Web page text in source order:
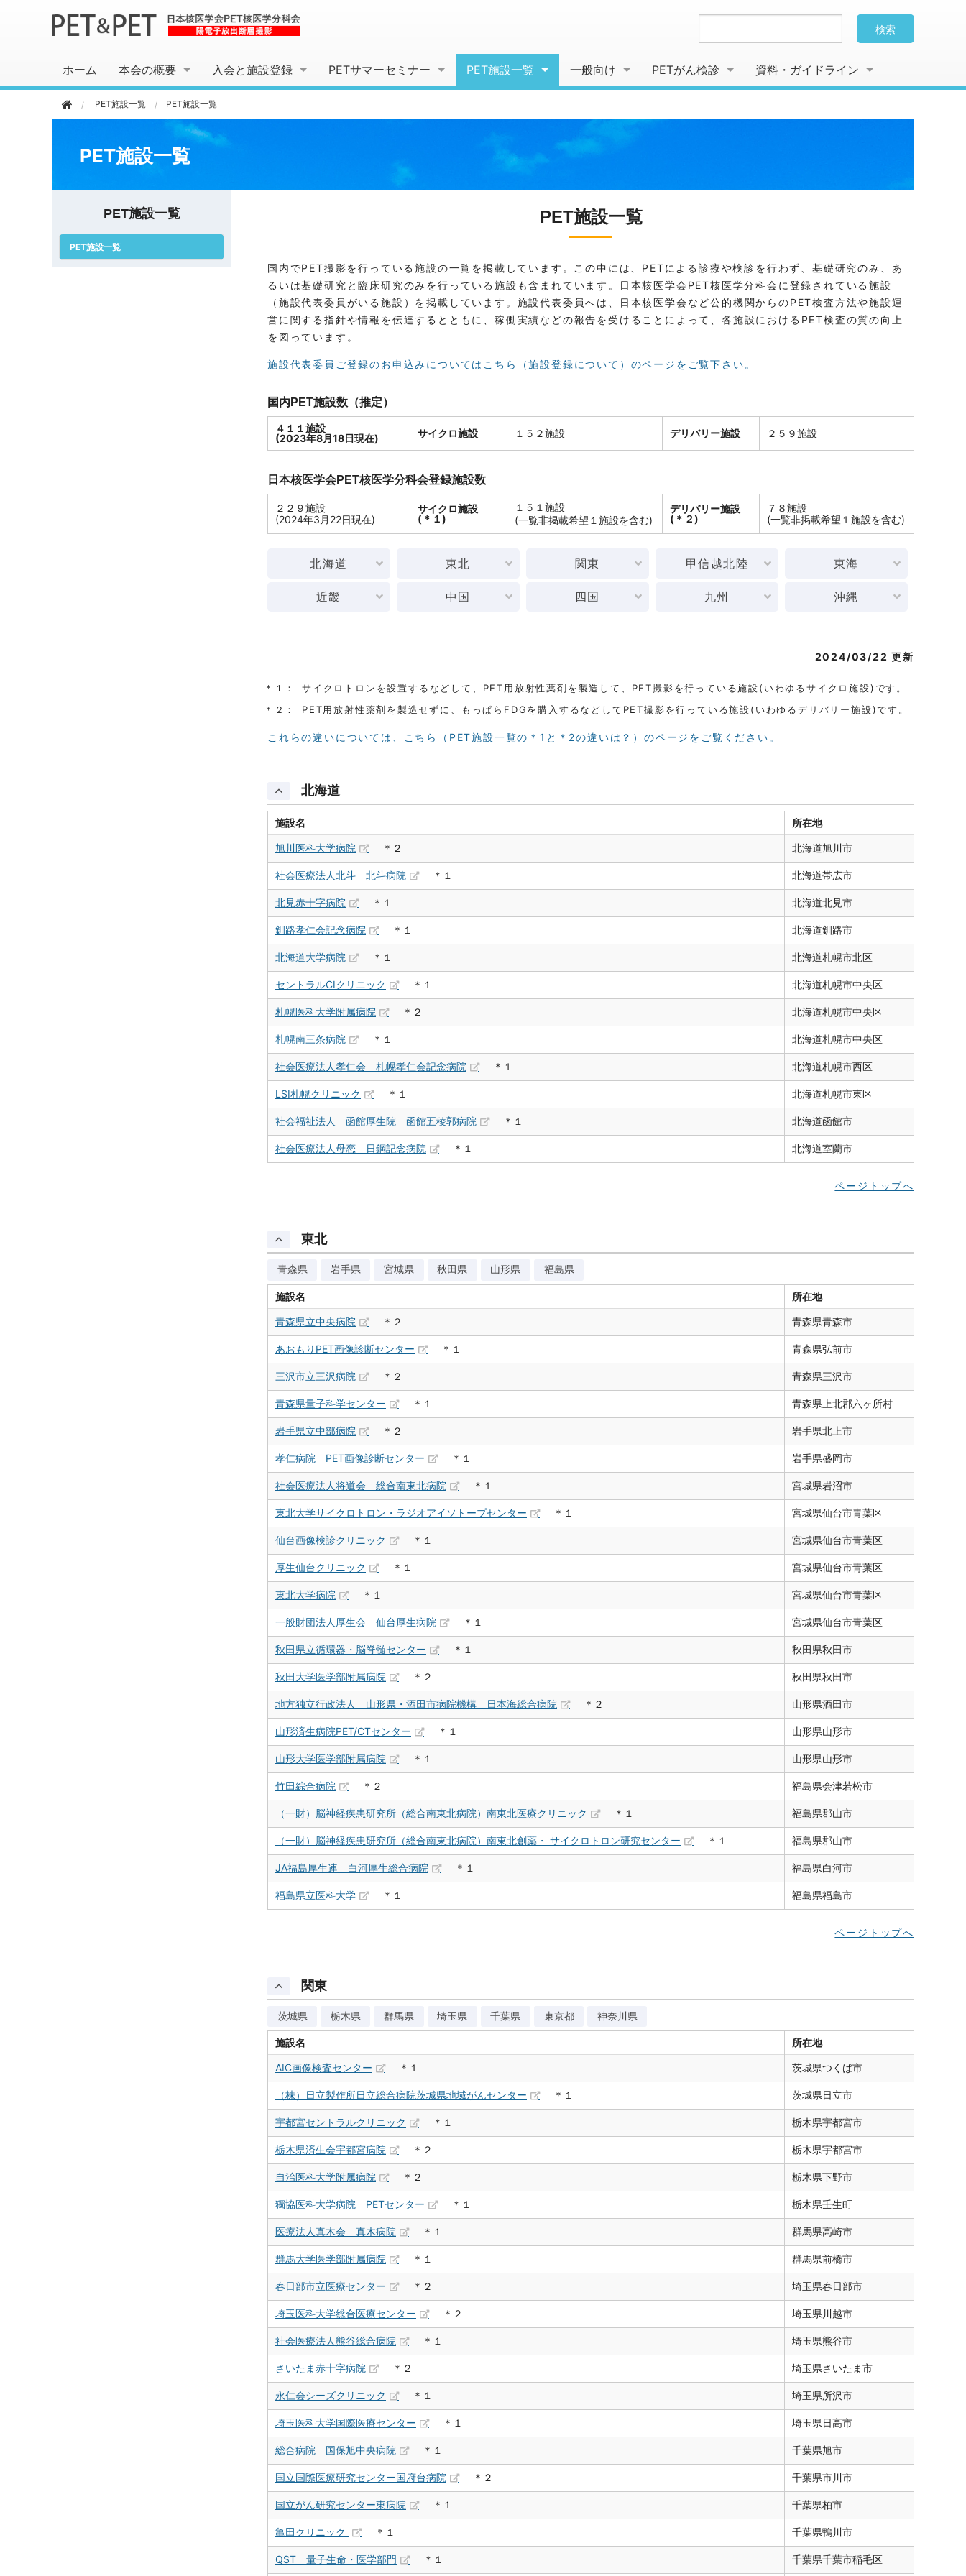
検索
ホーム 本会の概要 入会と施設登録 PETサマーセミナー PET施設一覧 一般向け PETがん検診 資料・ガイドライン
PET施設一覧 PET施設一覧
PET施設一覧
PET施設一覧
国内でPET撮影を行っている施設の一覧を掲載しています。この中には、PETによる診療や検診を行わず、基礎研究のみ、あ
るいは基礎研究と臨床研究のみを行っている施設も含まれています。日本核医学会PET核医学分科会に登録されている施設
（施設代表委員がいる施設）を掲載しています。施設代表委員へは、日本核医学会など公的機関からのPET検査方法や施設運
営に関する指針や情報を伝達するとともに、稼働実績などの報告を受けることによって、各施設におけるPET検査の質の向上
を図っています。
施設代表委員ご登録のお申込みについてはこちら（施設登録について）のページをご覧下さい。
国内PET施設数（推定）
４１１施設
(2023年8月18日現在)
サイクロ施設 １５２施設 デリバリー施設 ２５９施設
日本核医学会PET核医学分科会登録施設数
２２９施設
(2024年3月22日現在)
サイクロ施設
(＊１)
１５１施設
(一覧非掲載希望１施設を含む)
デリバリー施設
(＊２)
７８施設
(一覧非掲載希望１施設を含む)
北海道 東北 関東 甲信越北陸 東海
近畿 中国 四国 九州 沖縄
2024/03/22 更新
＊１：
サイクロトロンを設置するなどして、PET用放射性薬剤を製造して、PET撮影を行っている施設(いわゆるサイクロ施設)です。
＊２：
PET用放射性薬剤を製造せずに、もっぱらFDGを購入するなどしてPET撮影を行っている施設(いわゆるデリバリー施設)です。
これらの違いについては、こちら（PET施設一覧の＊1と＊2の違いは？）のページをご覧ください。
北海道
施設名 所在地
旭川医科大学病院 ＊２ 北海道旭川市
社会医療法人北斗 北斗病院 ＊１ 北海道帯広市
北見赤十字病院 ＊１ 北海道北見市
釧路孝仁会記念病院 ＊１ 北海道釧路市
北海道大学病院 ＊１ 北海道札幌市北区
セントラルCIクリニック ＊１ 北海道札幌市中央区
札幌医科大学附属病院 ＊２ 北海道札幌市中央区
札幌南三条病院 ＊１ 北海道札幌市中央区
社会医療法人孝仁会 札幌孝仁会記念病院 ＊１ 北海道札幌市西区
LSI札幌クリニック ＊１ 北海道札幌市東区
社会福祉法人 函館厚生院 函館五稜郭病院 ＊１ 北海道函館市
社会医療法人母恋 日鋼記念病院 ＊１ 北海道室蘭市
ページトップへ
東北
青森県 岩手県 宮城県 秋田県 山形県 福島県
施設名 所在地
青森県立中央病院 ＊２ 青森県青森市
あおもりPET画像診断センター ＊１ 青森県弘前市
三沢市立三沢病院 ＊２ 青森県三沢市
青森県量子科学センター ＊１ 青森県 上北郡六ヶ所村
岩手県立中部病院 ＊２ 岩手県北上市
孝仁病院 PET画像診断センター ＊１ 岩手県盛岡市
社会医療法人将道会 総合南東北病院 ＊１ 宮城県岩沼市
東北大学サイクロトロン・ラジオアイソトープセンター ＊１ 宮城県仙台市青葉区
仙台画像検診クリニック ＊１ 宮城県仙台市青葉区
厚生仙台クリニック ＊１ 宮城県仙台市青葉区
東北大学病院 ＊１ 宮城県仙台市青葉区
一般財団法人厚生会 仙台厚生病院 ＊１ 宮城県仙台市青葉区
秋田県立循環器・脳脊髄センター ＊１ 秋田県秋田市
秋田大学医学部附属病院 ＊２ 秋田県秋田市
地方独立行政法人 山形県・酒田市病院機構 日本海総合病院 ＊２ 山形県酒田市
山形済生病院PET/CTセンター ＊１ 山形県山形市
山形大学医学部附属病院 ＊１ 山形県山形市
竹田綜合病院 ＊２ 福島県会津若松市
（一財）脳神経疾患研究所（総合南東北病院）南東北医療クリニック ＊１ 福島県郡山市
（一財）脳神経疾患研究所（総合南東北病院）南東北創薬・ サイクロトロン研究センター ＊１ 福島県郡山市
JA福島厚生連 白河厚生総合病院 ＊１ 福島県白河市
福島県立医科大学 ＊１ 福島県福島市
ページトップへ
関東
茨城県 栃木県 群馬県 埼玉県 千葉県 東京都 神奈川県
施設名 所在地
AIC画像検査センター ＊１ 茨城県つくば市
（株）日立製作所日立総合病院茨城県地域がんセンター ＊１ 茨城県日立市
宇都宮セントラルクリニック ＊１ 栃木県宇都宮市
栃木県済生会宇都宮病院 ＊２ 栃木県宇都宮市
自治医科大学附属病院 ＊２ 栃木県下野市
獨協医科大学病院 PETセンター ＊１ 栃木県壬生町
医療法人真木会 真木病院 ＊１ 群馬県高崎市
群馬大学医学部附属病院 ＊１ 群馬県前橋市
春日部市立医療センター ＊２ 埼玉県春日部市
埼玉医科大学総合医療センター ＊２ 埼玉県 川越市
社会医療法人熊谷総合病院 ＊１ 埼玉県熊谷市
さいたま赤十字病院 ＊２ 埼玉県さいたま市
永仁会シーズクリニック ＊１ 埼玉県所沢市
埼玉医科大学国際医療センター ＊１ 埼玉県日高市
総合病院 国保旭中央病院 ＊１ 千葉県旭市
国立国際医療研究センター国府台病院 ＊２ 千葉県市川市
国立がん研究センター東病院 ＊１ 千葉県柏市
亀田クリニック ＊１ 千葉県鴨川市
QST 量子生命・医学部門 ＊１ 千葉県千葉市稲毛区
PET施設一覧
PET施設一覧